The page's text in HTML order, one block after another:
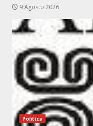
9 Agosto 2026
Politica